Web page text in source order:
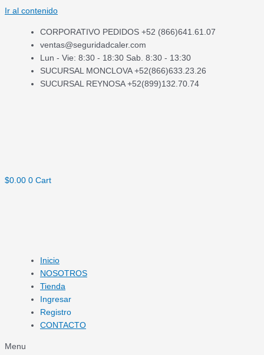
Ir al contenido
CORPORATIVO PEDIDOS +52 (866)641.61.07
ventas@seguridadcaler.com
Lun - Vie: 8:30 - 18:30 Sab. 8:30 - 13:30
SUCURSAL MONCLOVA +52(866)633.23.26
SUCURSAL REYNOSA +52(899)132.70.74
$0.00 0 Cart
Inicio
NOSOTROS
Tienda
Ingresar
Registro
CONTACTO
Menu